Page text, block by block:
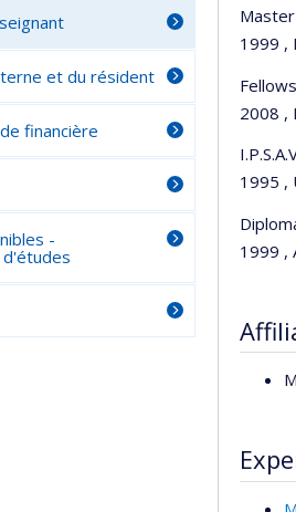
1999 ,
2008 ,
1995 ,
1999 ,
et du résident
financière
-